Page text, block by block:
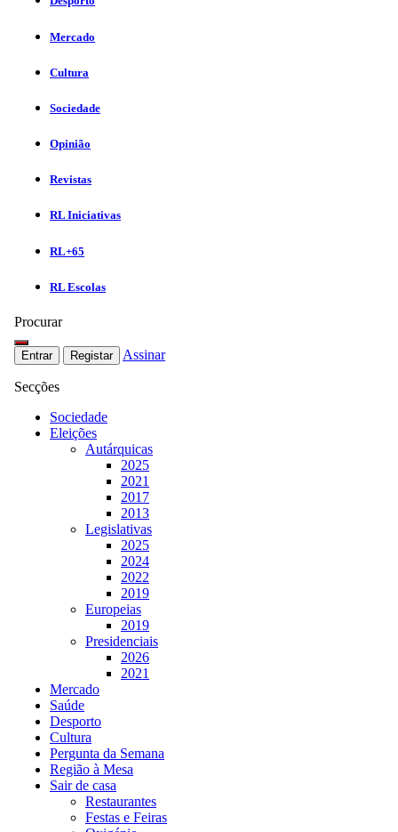
Mercado
Cultura
Sociedade
Opinião
Revistas
RL Iniciativas
RL+65
RL Escolas
Procurar
Entrar Registar Assinar
Secções
Sociedade
Eleições
Autárquicas
2025
2021
2017
2013
Legislativas
2025
2024
2022
2019
Europeias
2019
Presidenciais
2026
2021
Mercado
Saúde
Desporto
Cultura
Pergunta da Semana
Região à Mesa
Sair de casa
Restaurantes
Festas e Feiras